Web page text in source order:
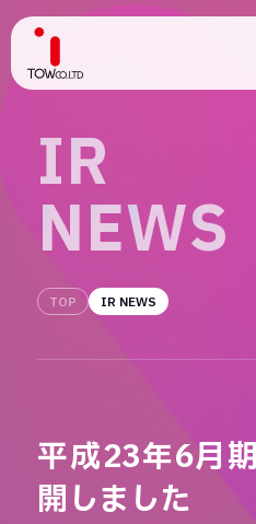
IR
IR
NEWS
TOP IR NEWS
平成23年6月
開しました